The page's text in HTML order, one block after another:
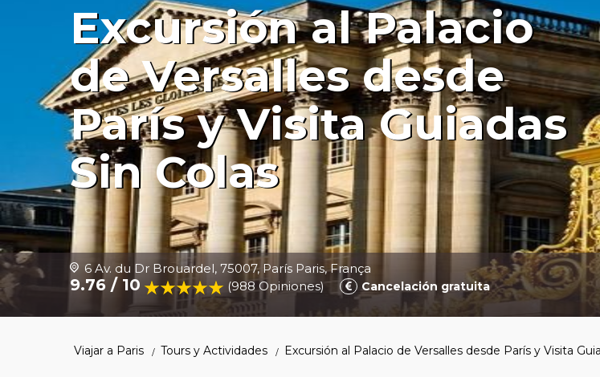
Excursión al Palacio
de Versalles desde
París y Visita Guiadas
Sin Colas
6 Av. du Dr Brouardel, 75007, París Paris, França
9.76 / 10 (988 Opiniones) Cancelación gratuita
Viajar a Paris Tours y Actividades Excursión al Palacio de Versalles desde París y Visita